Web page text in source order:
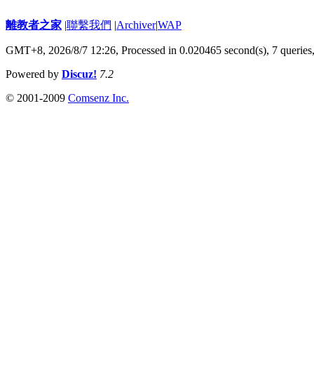
離教者之家 |聯繫我們 |Archiver|WAP
GMT+8, 2026/8/7 12:26, Processed in 0.020465 second(s), 7
Powered by Discuz! 7.2
© 2001-2009 Comsenz Inc.